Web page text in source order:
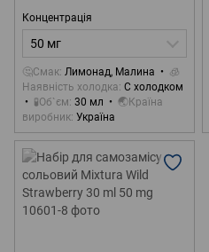
Концентрація
50 мг
🤔Смак Лимонад, Малина
🧊
Наявність холодка С холодком
🧪Об`єм 30 мл
🌏Країна
виробник Україна